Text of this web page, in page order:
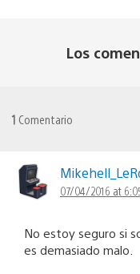
Los
1 Comentario
07/04/2016 at
No estoy seguro si
es demasiado malo.